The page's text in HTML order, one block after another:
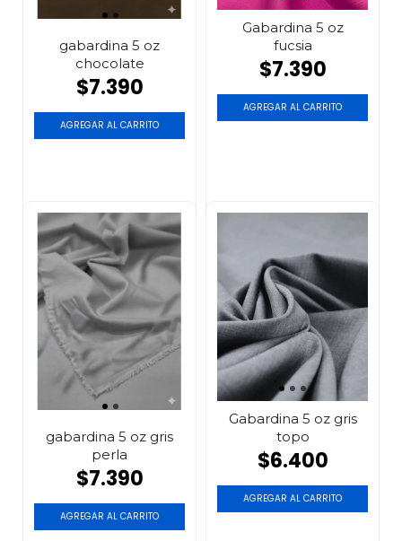
gabardina 5 oz
chocolate
$7.390
Gabardina 5 oz
fucsia
$7.390
AGREGAR AL CARRITO
gabardina 5 oz gris
perla
$7.390
Gabardina 5 oz gris
topo
$6.400
AGREGAR AL CARRITO